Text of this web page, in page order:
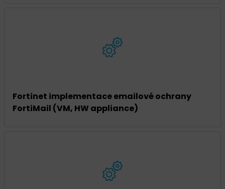
Fortinet implementace emailové ochrany
FortiMail (VM, HW appliance)